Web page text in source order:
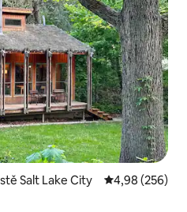
Salt Lake City Průměrné
4,98 (256)